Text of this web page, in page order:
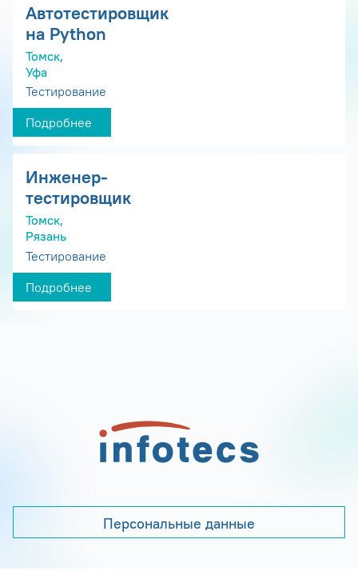
Автотестировщик
на Python
Томск,
Уфа
Тестирование
Подробнее
Инженер-
тестировщик
Томск,
Рязань
Тестирование
Подробнее
Персональные данные